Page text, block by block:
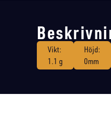
Vikt:
1.1 g
Höjd:
0mm